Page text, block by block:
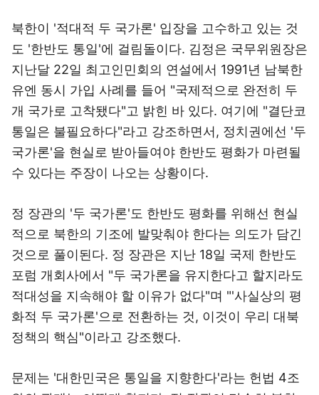
북한이 '적대적 두 국가론' 입장을 고수하고 있는 것
도 '한반도 통일'에 걸림돌이다. 김정은 국무위원장은
지난달 22일 최고인민회의 연설에서 1991년 남북한
유엔 동시 가입 사례를 들어 "국제적으로 완전히 두
개 국가로 고착됐다"고 밝힌 바 있다. 여기에 "결단코
통일은 불필요하다"라고 강조하면서, 정치권에선 '두
국가론'을 현실로 받아들여야 한반도 평화가 마련될
수 있다는 주장이 나오는 상황이다.
정 장관의 '두 국가론'도 한반도 평화를 위해선 현실
적으로 북한의 기조에 발맞춰야 한다는 의도가 담긴
것으로 풀이된다. 정 장관은 지난 18일 국제 한반도
포럼 개회사에서 "두 국가론을 유지한다고 할지라도
적대성을 지속해야 할 이유가 없다"며 "'사실상의 평
화적 두 국가론'으로 전환하는 것, 이것이 우리 대북
정책의 핵심"이라고 강조했다.
문제는 '대한민국은 통일을 지향한다'라는 헌법 4조